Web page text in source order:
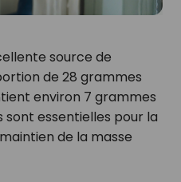
source de
de 28 grammes
environ 7 grammes
sont essentielles pour la
de la masse